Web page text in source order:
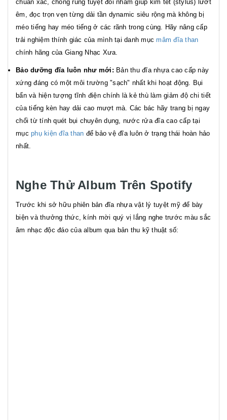
chuẩn xác, chống rung tuyệt đối nhằm giúp kim tết (stylus) lướt
êm, đọc trọn vẹn từng dải tần dynamic siêu rộng mà không bị
méo tiếng hay méo tiếng ở các rãnh trong cùng. Hãy nâng cấp
trải nghiệm thính giác của mình tại danh mụcmâm đĩa than
chính hãng của Giang Nhạc Xưa.
Bảo dưỡng đĩa luôn như mới: Bản thu đĩa nhựa cao cấp này
xứng đáng có một môi trường "sạch" nhất khi hoạt động. Bụi
bẩn và hiện tượng tĩnh điện chính là kẻ thù làm giảm độ chi tiết
của tiếng kèn hay dải cao mượt mà. Các bác hãy trang bị ngay
chổi từ tính quét bụi chuyên dụng, nước rửa đĩa cao cấp tại
mục phụ kiện đĩa than để bảo vệ đĩa luôn ở trạng thái hoàn hảo
nhất.
Nghe Thử Album Trên Spotify
Trước khi sở hữu phiên bản đĩa nhựa vật lý tuyệt mỹ để bày
biện và thưởng thức, kính mời quý vị lắng nghe trước màu sắc
âm nhạc độc đáo của album qua bản thu kỹ thuật số: